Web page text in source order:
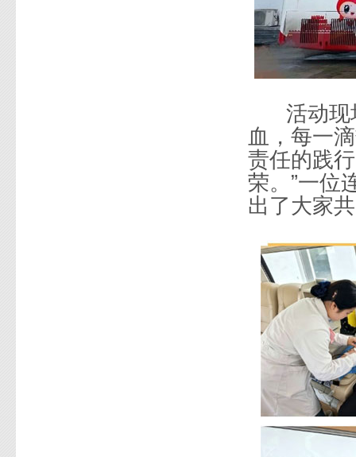
活动
血，每一
责任的践
荣。”一位
出了大家